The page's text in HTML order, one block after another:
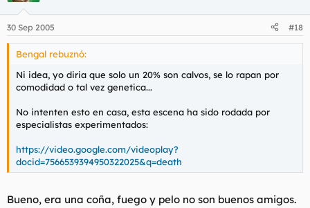
30 Sep 2005 #18
Bengal rebuznó:
Ni idea, yo diria que solo un 20% son calvos, se lo rapan por
comodidad o tal vez genetica...
No intenten esto en casa, esta escena ha sido rodada por
especialistas experimentados:
https://video.google.com/videoplay?
docid=7566539394950322025&q=death
Bueno, era una coña, fuego y pelo no son buenos amigos.